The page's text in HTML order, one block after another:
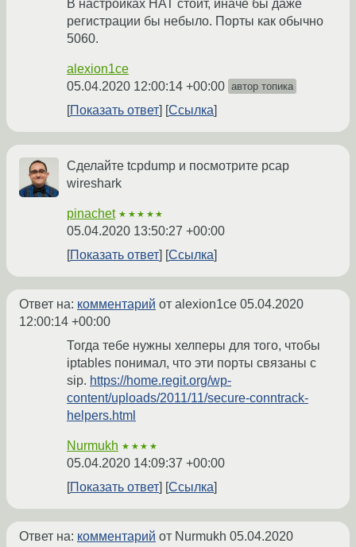
В настройках НАТ стоит, иначе бы даже
регистрации бы небыло. Порты как обычно
5060.
alexion1ce
05.04.2020 12:00:14 +00:00 автор топика
Показать ответ Ссылка
Сделайте tcpdump и посмотрите pcap
wireshark
pinachet ★★★★★
05.04.2020 13:50:27 +00:00
Показать ответ
Ссылка
Ответ на: комментарий от alexion1ce 05.04.2020
12:00:14 +00:00
Тогда тебе нужны хелперы для того, чтобы
iptables понимал, что эти порты связаны с
sip. https://home.regit.org/wp-
content/uploads/2011/11/secure-conntrack-
helpers.html
Nurmukh ★★★★
05.04.2020 14:09:37 +00:00
Показать ответ
Ссылка
Ответ на: комментарий от Nurmukh 05.04.2020